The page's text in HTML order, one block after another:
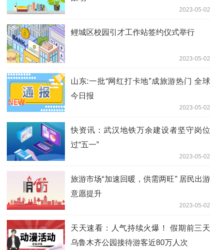
2023-05-02
鲤城区校园引才工作站签约仪式举行
2023-05-02
山东:一批“网红打卡地”成旅游热门 全球
今日报
2023-05-02
快资讯：武汉地铁万余建设者坚守岗位
过“五一”
2023-05-02
旅游市场“加速回暖，供需两旺” 居民出游
意愿提升
2023-05-02
天天速看：人气持续火爆！ 假期前三天
乌鲁木齐公园接待游客近80万人次